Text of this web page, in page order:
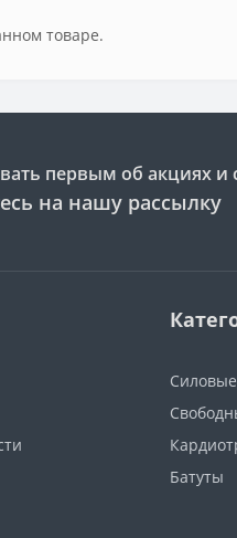
товаре.
первым об акциях и
на нашу рассылку
Батуты